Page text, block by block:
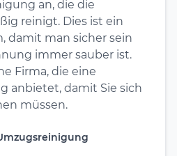
an, die die
reinigt. Dies ist ein
damit man sicher sein
immer sauber ist.
Firma, die eine
anbietet, damit Sie sich
müssen.